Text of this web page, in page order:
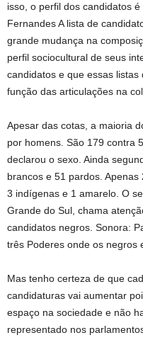
isso, o perfil dos candidatos
Fernandes A lista de
grande mudança na
perfil sociocultural de seus
candidatos e que essas
função das articulações na
Apesar das cotas, a maioria
por homens. São 179 contra
declarou o sexo. Ainda
brancos e 51 pardos.
3 indígenas e 1 amarelo. O
Grande do Sul, chama
candidatos negros. Sonora:
três Poderes onde os negros
Mas tenho certeza de que
candidaturas vai aumentar
espaço na sociedade e não
representado nos